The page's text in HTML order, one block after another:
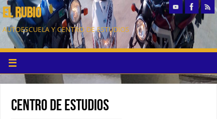
EL RUBIO
AUTOESCUELA Y CENTRO DE ESTUDIOS
CENTRO DE ESTUDIOS